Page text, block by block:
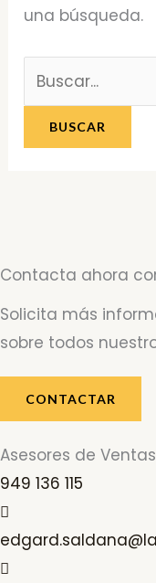
una búsqueda.
Contacta ahora
Solicita más
sobre todos
CONTACTAR
Asesores de
949 136 115